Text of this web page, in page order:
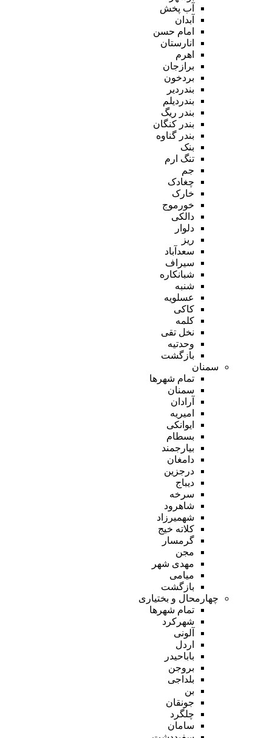
آب پخش
آبدان
امام حسن
انارستان
اهرم
برازجان
بردخون
بندردیر
بندردیلم
بندر ریگ
بندر کنگان
بندر گناوه
بنک
تنگ ارم
جم
چغادک
خارک
خورموج
دالکی
دلوار
ریز
سعدآباد
سیراف
شبانکاره
شنبه
عسلویه
کاکی
کلمه
نخل تقی
وحدتیه
بازگشت
سمنان
تمام شهر‌ها
سمنان
آرادان
امیریه
ایوانکی
بسطام
بیارجمند
دامغان
درجزین
دیباج
سرخه
شاهرود
شهمیرزاد
کلاته خیج
گرمسار
مجن
مهدی شهر
میامی
بازگشت
چهارمحال و بختیاری
تمام شهر‌ها
شهرکرد
آلونی
اردل
باباحیدر
بروجن
بلداجی
بن
جونقان
چلگرد
سامان